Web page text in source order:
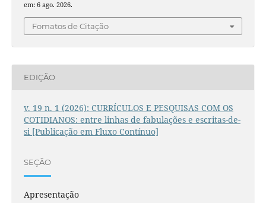
em: 6 ago. 2026.
Fomatos de Citação
EDIÇÃO
v. 19 n. 1 (2026): CURRÍCULOS E PESQUISAS COM OS
COTIDIANOS: entre linhas de fabulações e escritas-de-
si [Publicação em Fluxo Contínuo]
SEÇÃO
Apresentação